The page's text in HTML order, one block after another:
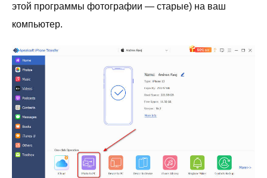
этой программы фотографии — старые) на ваш
компьютер.